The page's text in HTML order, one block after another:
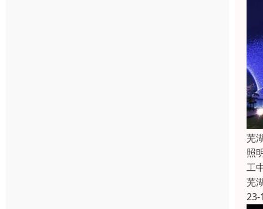
芜
照
工
芜
23-